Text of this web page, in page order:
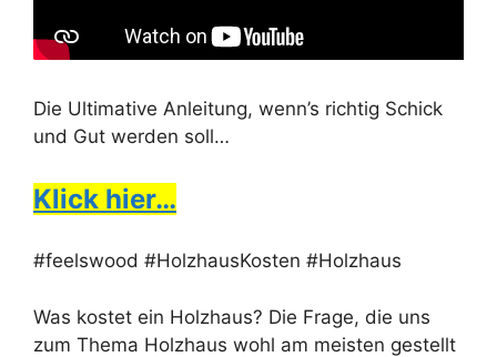
Die Ultimative Anleitung, wenn’s richtig Schick
und Gut werden soll…
Klick hier…
#feelswood #HolzhausKosten #Holzhaus
Was kostet ein Holzhaus? Die Frage, die uns
zum Thema Holzhaus wohl am meisten gestellt